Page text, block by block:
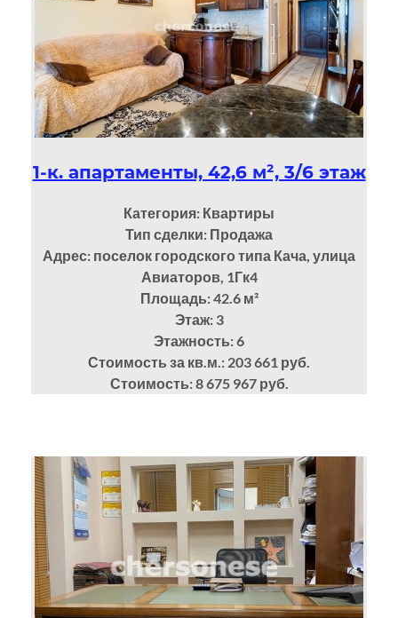
1-к. апартаменты, 42,6 м², 3/6 этаж
Категория: Квартиры
Тип сделки: Продажа
Адрес: поселок городского типа Кача, улица
Авиаторов, 1Гк4
Площадь: 42.6м²
Этаж: 3
Этажность: 6
Стоимость за кв.м.: 203 661 руб.
Стоимость: 8 675 967 руб.